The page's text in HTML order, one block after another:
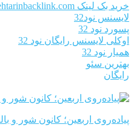
خرید بک لینک behtarinbacklink.com
لایسنس نود32
پسورد نود 32
اوکلی لایسنس رایگان نود 32
همیار نود 32
بهترین سئو
رایگان
پیاده‌روی اربعین؛ کانون شور و